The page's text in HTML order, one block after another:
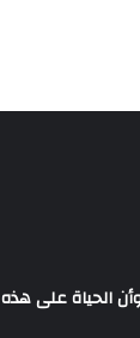
الحياة على هذه